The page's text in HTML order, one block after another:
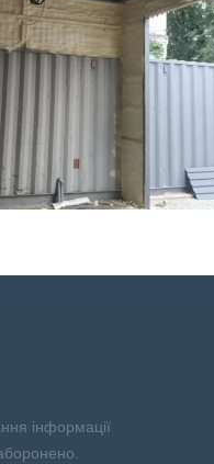
інформації